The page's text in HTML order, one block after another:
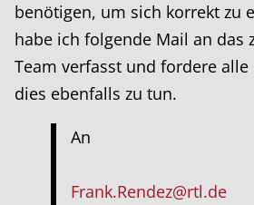
benötigen, um sich korrekt zu
habe ich folgende Mail an das
Team verfasst und fordere alle
dies ebenfalls zu tun.
An
Frank.Rendez@rtl.de